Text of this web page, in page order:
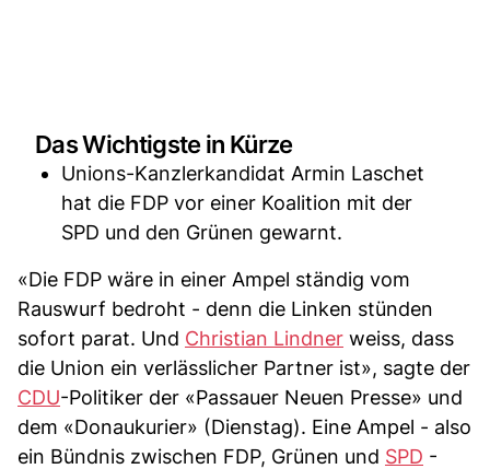
Das Wichtigste in Kürze
Unions-Kanzlerkandidat Armin Laschet
hat die FDP vor einer Koalition mit der
SPD und den Grünen gewarnt.
«Die FDP wäre in einer Ampel ständig vom
Rauswurf bedroht - denn die Linken stünden
sofort parat. Und Christian Lindner weiss, dass
die Union ein verlässlicher Partner ist», sagte der
CDU-Politiker der «Passauer Neuen Presse» und
dem «Donaukurier» (Dienstag). Eine Ampel - also
ein Bündnis zwischen FDP, Grünen und SPD -